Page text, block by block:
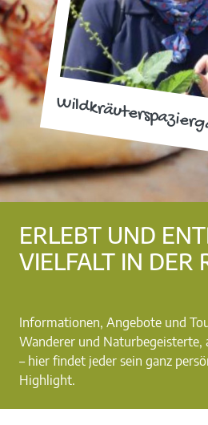
ERLEBT UND
VIELFALT IN DER
Informationen, Angebote und
Wanderer und Naturbegeisterte,
– hier findet jeder sein ganz
Highlight.